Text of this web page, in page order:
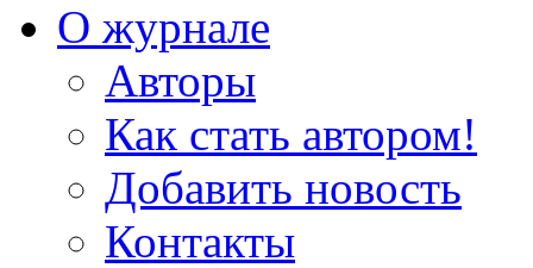
О журнале
Авторы
Как стать автором!
Добавить новость
Контакты